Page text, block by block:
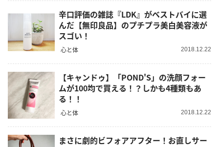
辛口評価の雑誌『LDK』がベストバイに選
んだ【無印良品】のプチプラ美白美容液が
スゴい！
心と体 2018.12.22
【キャンドゥ】「POND'S」の洗顔フォー
ムが100均で買える！？しかも4種類もあ
る！！
心と体 2018.12.22
まさに劇的ビフォアアフター！お直しサー